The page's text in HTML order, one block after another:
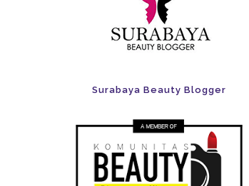
Surabaya Beauty Blogger